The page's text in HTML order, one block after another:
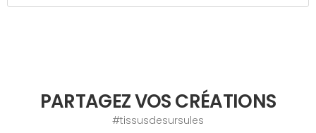
PARTAGEZ VOS CRÉATIONS
#tissusdesursules